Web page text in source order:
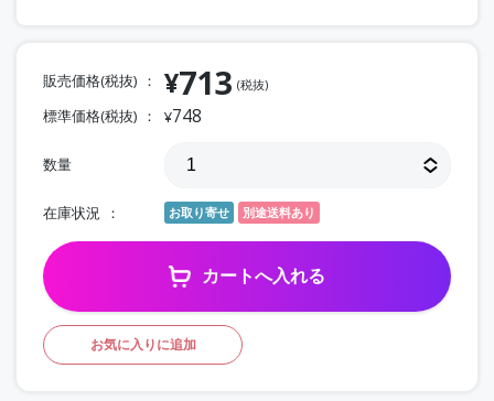
販売価格(税抜) ¥713 (税抜)
標準価格(税抜) ¥748
数量
在庫状況 お取り寄せ 別途送料あり
カートへ入れる
お気に入りに追加